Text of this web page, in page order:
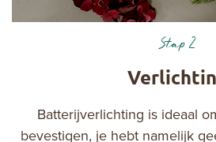
Stap 2
Batterijverlichting is ideaal
bevestigen, je hebt namelijk